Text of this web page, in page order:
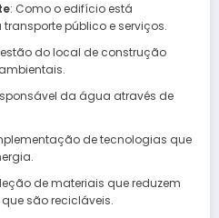
: Como o edifício está
público e serviços.
do local de construção
da água através de
de tecnologias que
de materiais que reduzem
são recicláveis.